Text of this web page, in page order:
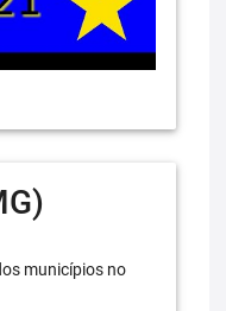
municípios no